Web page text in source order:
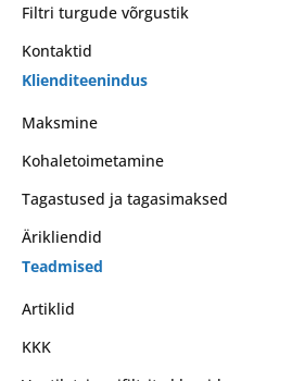
Filtri turgude võrgustik
Kontaktid
Klienditeenindus
Maksmine
Kohaletoimetamine
Tagastused ja tagasimaksed
Ärikliendid
Teadmised
Artiklid
KKK